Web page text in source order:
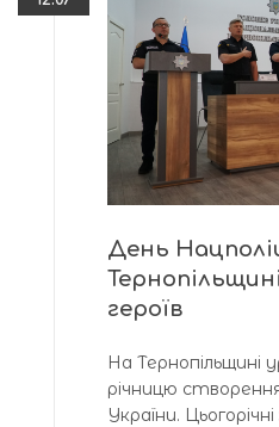
День
героїв
На Тернопільщині
річницю створення
України.